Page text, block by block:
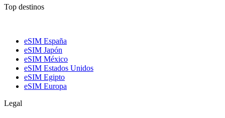
Top destinos
eSIM España
eSIM Japón
eSIM México
eSIM Estados Unidos
eSIM Egipto
eSIM Europa
Legal